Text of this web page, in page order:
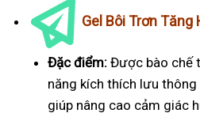
Gel Bôi Trơn Tăng
Đặc điểm: Được bào chế
năng kích thích lưu
giúp nâng cao cảm giác